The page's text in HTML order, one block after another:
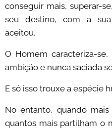
conseguir mais, superar-
seu destino, com a
aceitou.
O Homem caracteriza-
ambição e nunca saciada
E só isso trouxe a espécie
No entanto, quando
quantos mais partilham o